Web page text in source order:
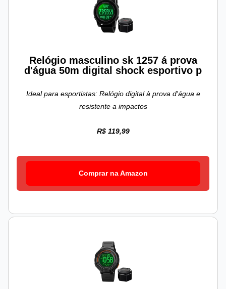
Relógio masculino sk 1257 á prova
d'água 50m digital shock esportivo p
Ideal para esportistas: Relógio digital à prova d'água e
resistente a impactos
R$ 119,99
Comprar na Amazon